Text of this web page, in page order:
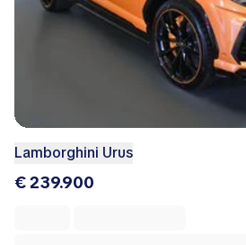
Lamborghini Urus
€ 239.900